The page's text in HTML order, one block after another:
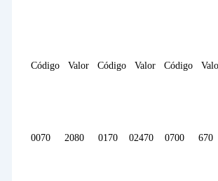
Código Valor Código Valor Código
0070 2080 0170 02470 0700 670